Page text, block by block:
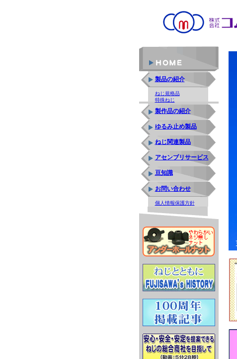
製品の紹介
ねじ規格品
特殊ねじ
製作品の紹介
ゆるみ止め製品
ねじ関連製品
アセンブリサービス
豆知識
お問い合わせ
個人情報保護方針